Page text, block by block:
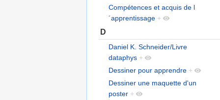
Compétences et acquis de l
´apprentissage +
D
Daniel K. Schneider/Livre
dataphys +
Dessiner pour apprendre +
Dessiner une maquette d'un
poster +